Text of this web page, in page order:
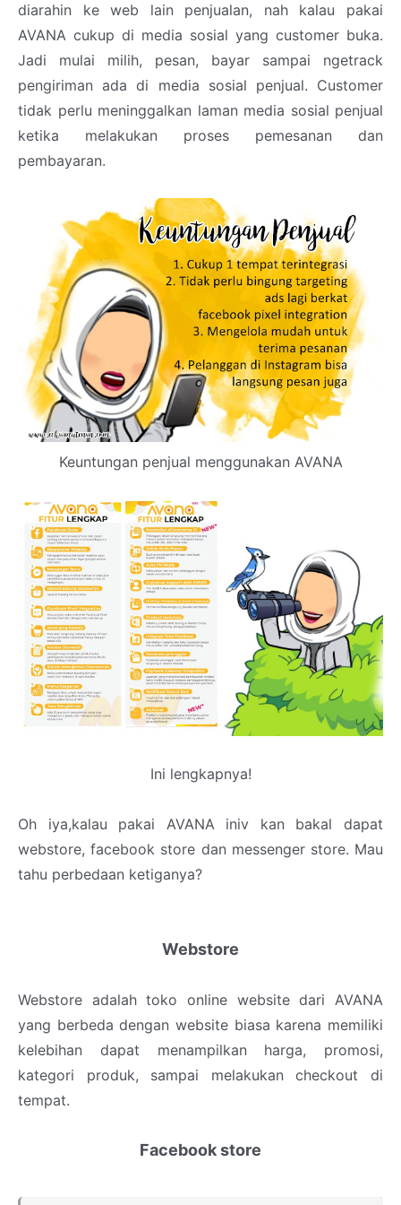
diarahin ke web lain penjualan, nah kalau pakai
AVANA cukup di media sosial yang customer buka.
Jadi mulai milih, pesan, bayar sampai ngetrack
pengiriman ada di media sosial penjual. Customer
tidak perlu meninggalkan laman media sosial penjual
ketika melakukan proses pemesanan dan
pembayaran.
Keuntungan penjual menggunakan AVANA
Ini lengkapnya!
Oh iya,kalau pakai AVANA iniv kan bakal dapat
webstore, facebook store dan messenger store. Mau
tahu perbedaan ketiganya?
Webstore
Webstore adalah toko online website dari AVANA
yang berbeda dengan website biasa karena memiliki
kelebihan dapat menampilkan harga, promosi,
kategori produk, sampai melakukan checkout di
tempat.
Facebook store